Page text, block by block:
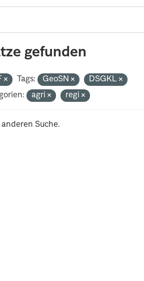
gefunden
Tags: GeoSN
DSGKL
agri regi
Suche.